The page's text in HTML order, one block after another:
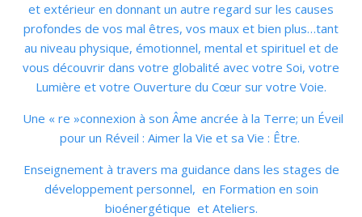
et extérieur en donnant un autre regard sur les causes
profondes de vos mal êtres, vos maux et bien plus…tant
au niveau physique, émotionnel, mental et spirituel et de
vous découvrir dans votre globalité avec votre Soi, votre
Lumière et votre Ouverture du Cœur sur votre Voie.
Une « re »connexion à son Âme ancrée à la Terre; un Éveil
pour un Réveil : Aimer la Vie et sa Vie : Être.
Enseignementà travers ma guidance dans les stages de
développement personnel, en Formation en soin
bioénergétique et Ateliers.